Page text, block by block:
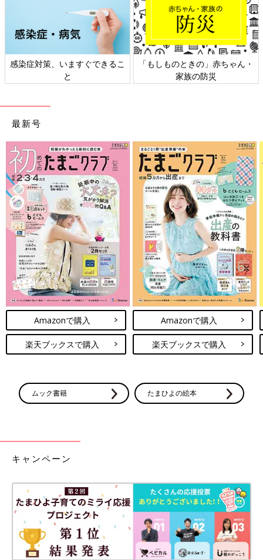
感染症対策、いますぐできるこ
と
「もしものときの」赤ちゃん・
家族の防災
最新号
Amazonで購入
楽天ブックスで購入
Amazonで購入
楽天ブックスで購入
ムック書籍 たまひよの絵本
キャンペーン